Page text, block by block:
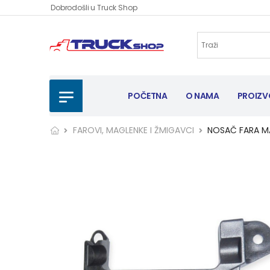
Dobrodošli u Truck Shop
POČETNA O NAMA
FAROVI, MAGLENKE I ŽMIGAVCI NOSAČ FARA